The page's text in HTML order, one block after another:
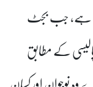
ہے، جب بجٹ
کے مطابق